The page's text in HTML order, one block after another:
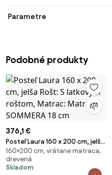
Parametre
Podobné produkty
376,1 €
Posteľ Laura 160 x 200 cm, jelša
Rošt: S latkovým roštom,
Matrac: Matrac SOMMERA 18
cm
160×200 cm, vrátane matraca,
drevená
Skladom